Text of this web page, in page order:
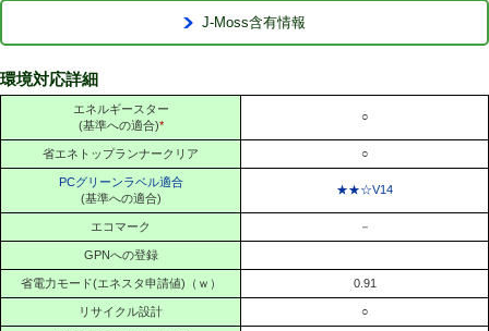
J-Moss含有情報
環境対応詳細
エネルギースター
(基準への適合)*
○
省エネトップランナークリア ○
PCグリーンラベル適合
(基準への適合)
★★☆V14
エコマーク －
GPNへの登録
省電力モード(エネスタ申請値)（ｗ） 0.91
リサイクル設計 ○